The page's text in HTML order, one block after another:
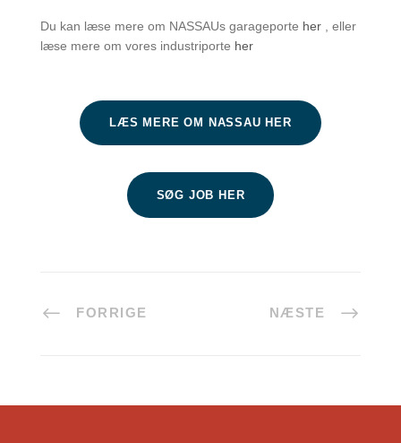
Du kan læse mere om NASSAUs garageporte her , eller
læse mere om vores industriporte her
LÆS MERE OM NASSAU HER
SØG JOB HER
FORRIGE NÆSTE